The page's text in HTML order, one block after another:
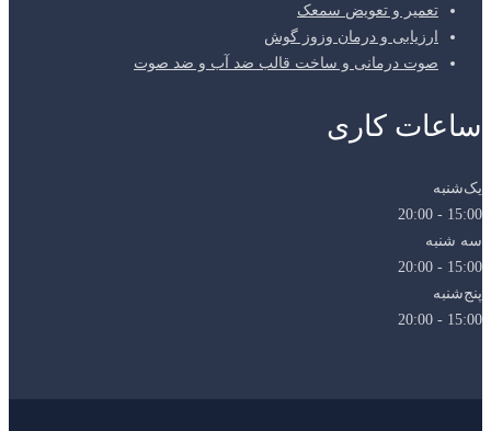
تعمیر و تعویض سمعک
ارزیابی و درمان وزوز گوش
صوت درمانی و ساخت قالب ضد آب و ضد صوت
ساعات کاری
یک‌شنبه
15:00 - 20:00
سه شنبه
15:00 - 20:00
پنج‌شنبه
15:00 - 20:00